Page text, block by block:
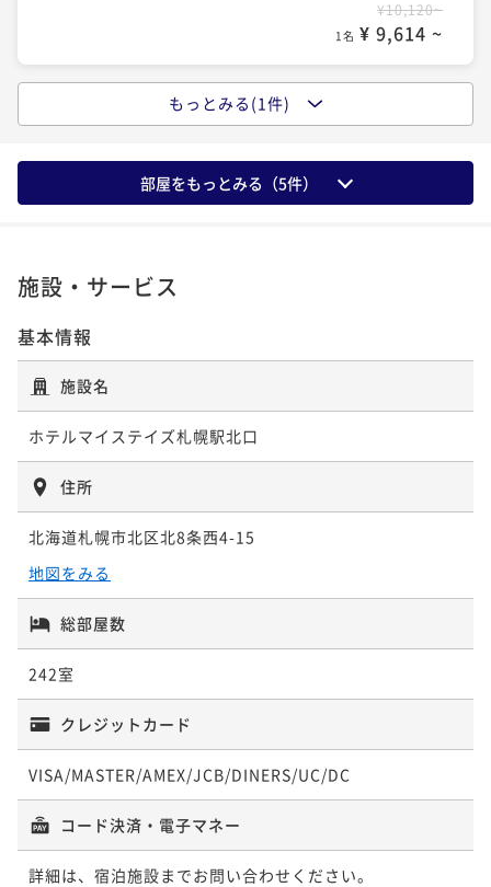
¥10,120~
1名 ¥ 9,614 ~
【早割28／朝食付き】早期予約でオトクな価格！※27
事前決済可
IN 15:00 - 26:00 OUT11:00
ポイント即利用で最大5％OFF
もっとみる(1件)
部屋をもっとみる（5件）
施設・サービス
基本情報
施設名
ホテルマイステイズ札幌駅北口
住所
北海道札幌市北区北8条西4-15
地図をみる
総部屋数
242室
クレジットカード
VISA/MASTER/AMEX/JCB/DINERS/UC/DC
コード決済・電子マネー
詳細は、宿泊施設までお問い合わせください。